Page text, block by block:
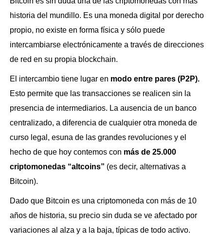
historia del mundillo. Es una moneda digital por derecho
propio, no existe en forma física y sólo puede
intercambiarse electrónicamente a través de direcciones
de red en su propia blockchain.
El intercambio tiene lugar en modo entre pares (P2P).
Esto permite que las transacciones se realicen sin la
presencia de intermediarios. La ausencia de un banco
centralizado, a diferencia de cualquier otra moneda de
curso legal, esuna de las grandes revoluciones y el
hecho de que hoy contemos con más de 25.000
criptomonedas “altcoins” (es decir, alternativas a
Bitcoin).
Dado que Bitcoin es una criptomoneda con más de 10
años de historia, su precio sin duda se ve afectado por
variaciones al alza y a la baja, típicas de todo activo.